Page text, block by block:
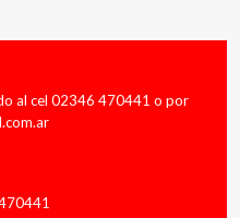
al cel 02346 470441 o por